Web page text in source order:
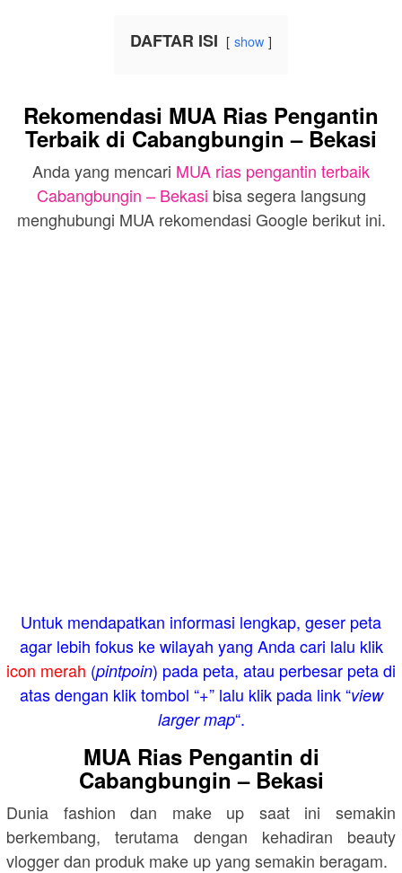
DAFTAR ISI show
Rekomendasi MUA Rias Pengantin
Terbaik di Cabangbungin – Bekasi
Anda yang mencari MUA rias pengantin terbaik
Cabangbungin – Bekasi bisa segera langsung
menghubungi MUA rekomendasi Google berikut ini.
Untuk mendapatkan informasi lengkap, geser peta
agar lebih fokus ke wilayah yang Anda cari lalu klik
icon merah (pintpoin) pada peta, atau perbesar peta di
atas dengan klik tombol “+” lalu klik pada link “view
larger map“.
MUA Rias Pengantin di
Cabangbungin – Bekasi
Dunia fashion dan make up saat ini semakin
berkembang, terutama dengan kehadiran beauty
vlogger dan produk make up yang semakin beragam.